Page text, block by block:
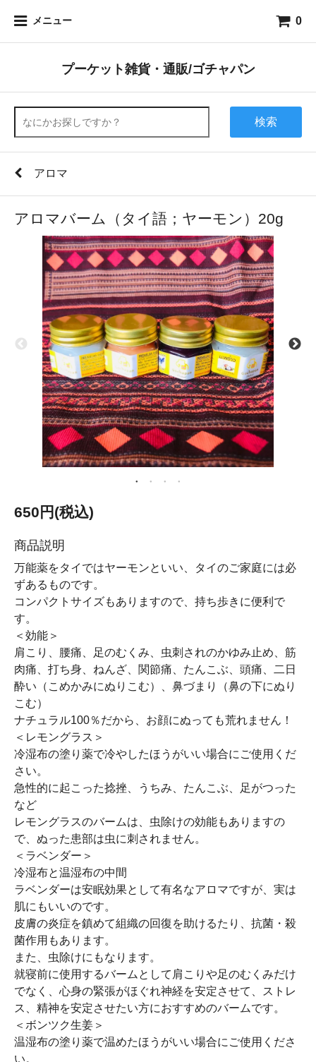
メニュー 0
プーケット雑貨・通販/ゴチャパン
検索
アロマ
アロマバーム（タイ語；ヤーモン）20g
650円(税込)
商品説明
万能薬をタイではヤーモンといい、タイのご家庭には必
ずあるものです。
コンパクトサイズもありますので、持ち歩きに便利で
す。
＜効能＞
肩こり、腰痛、足のむくみ、虫刺されのかゆみ止め、筋
肉痛、打ち身、ねんざ、関節痛、たんこぶ、頭痛、二日
酔い（こめかみにぬりこむ）、鼻づまり（鼻の下にぬり
こむ）
ナチュラル100％だから、お顔にぬっても荒れません！
＜レモングラス＞
冷湿布の塗り薬で冷やしたほうがいい場合にご使用くだ
さい。
急性的に起こった捻挫、うちみ、たんこぶ、足がつった
など
レモングラスのバームは、虫除けの効能もありますの
で、ぬった患部は虫に刺されません。
＜ラベンダー＞
冷湿布と温湿布の中間
ラベンダーは安眠効果として有名なアロマですが、実は
肌にもいいのです。
皮膚の炎症を鎮めて組織の回復を助けるたり、抗菌・殺
菌作用もあります。
また、虫除けにもなります。
就寝前に使用するバームとして肩こりや足のむくみだけ
でなく、心身の緊張がほぐれ神経を安定させて、ストレ
ス、精神を安定させたい方におすすめのバームです。
＜ボンツク生姜＞
温湿布の塗り薬で温めたほうがいい場合にご使用くださ
い。